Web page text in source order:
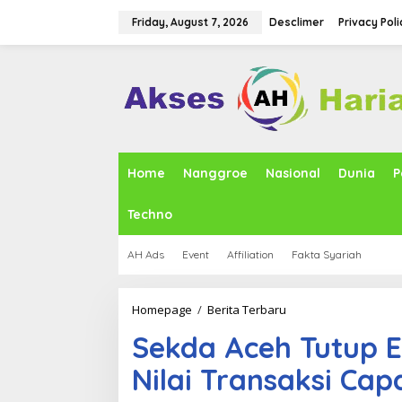
Friday, August 7, 2026 Desclimer Privacy
Home Nanggroe Nasional Dunia
Techno
AH Ads Event Affiliation Fakta Syariah
Homepage / Berita Terbaru
k
d
a
A
Sekda Aceh Tutup
Nilai Transaksi